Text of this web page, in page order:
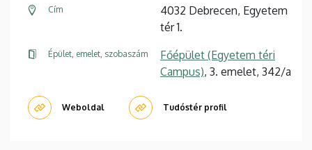
Cím
4032 Debrecen, Egyetem
tér 1.
Épület, emelet, szobaszám
Főépület (Egyetem téri
Campus), 3. emelet, 342/a
Weboldal Tudóstér profil